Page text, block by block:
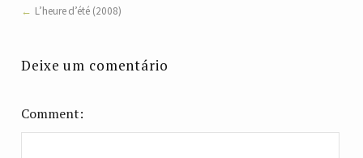
L’heure d’été (2008)
Deixe um comentário
Comment